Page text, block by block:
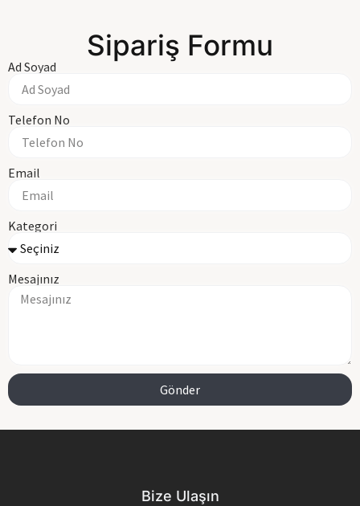
Sipariş Formu
Ad Soyad
Telefon No
Email
Kategori
Mesajınız
Gönder
Bize Ulaşın